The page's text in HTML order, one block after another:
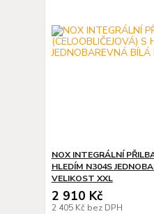
NOX INTEGRÁLNÍ
HLEDÍM N304S
VELIKOST XXL
2 910 Kč
2 405 Kč bez DPH